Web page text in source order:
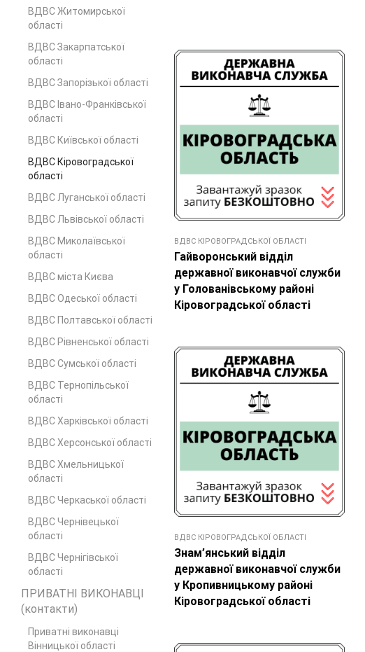
ВДВС КІРОВОГРАДСЬКОЇ ОБЛАСТІ
Гайворонський відділ
державної виконавчої служби
у Голованівському районі
Кіровоградської області
ВДВС КІРОВОГРАДСЬКОЇ ОБЛАСТІ
Знам’янський відділ
державної виконавчої служби
у Кропивницькому районі
Кіровоградської області
ВДВС Житомирської
області
ВДВС Закарпатської
області
ВДВС Запорізької області
ВДВС Івано-Франківської
області
ВДВС Київської області
ВДВС Кіровоградської
області
ВДВС Луганської області
ВДВС Львівської області
ВДВС Миколаївської
області
ВДВС міста Києва
ВДВС Одеської області
ВДВС Полтавської області
ВДВС Рівненської області
ВДВС Сумської області
ВДВС Тернопільської
області
ВДВС Харківської області
ВДВС Херсонської області
ВДВС Хмельницької
області
ВДВС Черкаської області
ВДВС Чернівецької
області
ВДВС Чернігівської
області
ПРИВАТНІ ВИКОНАВЦІ
(контакти)
Приватні виконавці
Вінницької області